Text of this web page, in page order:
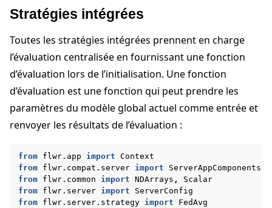
Stratégies intégrées
Toutes les stratégies intégrées prennent en charge
l’évaluation centralisée en fournissant une fonction
d’évaluation lors de l’initialisation. Une fonction
d’évaluation est une fonction qui peut prendre les
paramètres du modèle global actuel comme entrée et
renvoyer les résultats de l’évaluation :
from flwr.app import Context
from flwr.compat.server import
ServerAppComponents
from flwr.common import NDArrays ,
Scalar
from flwr.server import
ServerConfig
from flwr.server.strategy import
FedAvg